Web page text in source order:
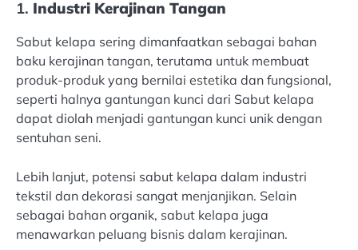
1. Industri Kerajinan Tangan
Sabut kelapa sering dimanfaatkan sebagai bahan
baku kerajinan tangan, terutama untuk membuat
produk-produk yang bernilai estetika dan fungsional,
seperti halnya gantungan kunci dari Sabut kelapa
dapat diolah menjadi gantungan kunci unik dengan
sentuhan seni.
Lebih lanjut, potensi sabut kelapa dalam industri
tekstil dan dekorasi sangat menjanjikan. Selain
sebagai bahan organik, sabut kelapa juga
menawarkan peluang bisnis dalam kerajinan.